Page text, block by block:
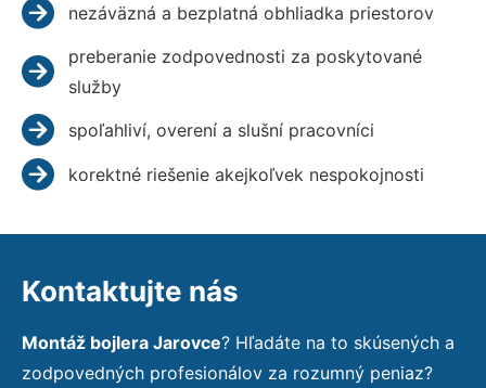
nezáväzná a bezplatná obhliadka priestorov
preberanie zodpovednosti za poskytované
služby
spoľahliví, overení a slušní pracovníci
korektné riešenie akejkoľvek nespokojnosti
Kontaktujte nás
Montáž bojlera Jarovce? Hľadáte na to skúsených a
zodpovedných profesionálov za rozumný peniaz?